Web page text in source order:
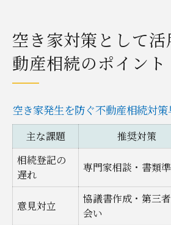
空き家対策として
動産相続のポイント
空き家発生を防ぐ不動産相続対
主な課題 推奨対策
相続登記の
遅れ
専門家相談・書類
意見対立
協議書作成・第三
会い